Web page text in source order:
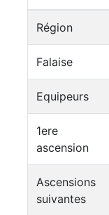
Région
Falaise
Equipeurs
1ere
ascension
Ascensions
suivantes